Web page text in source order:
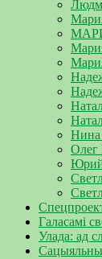
Олег
Юрий
Галасамі
Улада: ад
Сацыяльны